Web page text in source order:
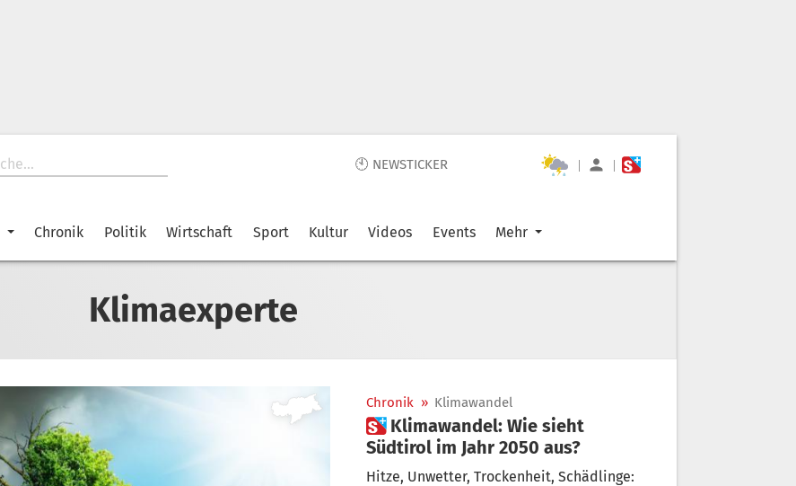
🕙 NEWSTICKER | |
Chronik Politik Wirtschaft Sport Kultur Videos Events Mehr
Klimaexperte
Chronik » Klimawandel
 Klimawandel: Wie sieht
Südtirol im Jahr 2050 aus?
Hitze, Unwetter, Trockenheit, Schädlinge: